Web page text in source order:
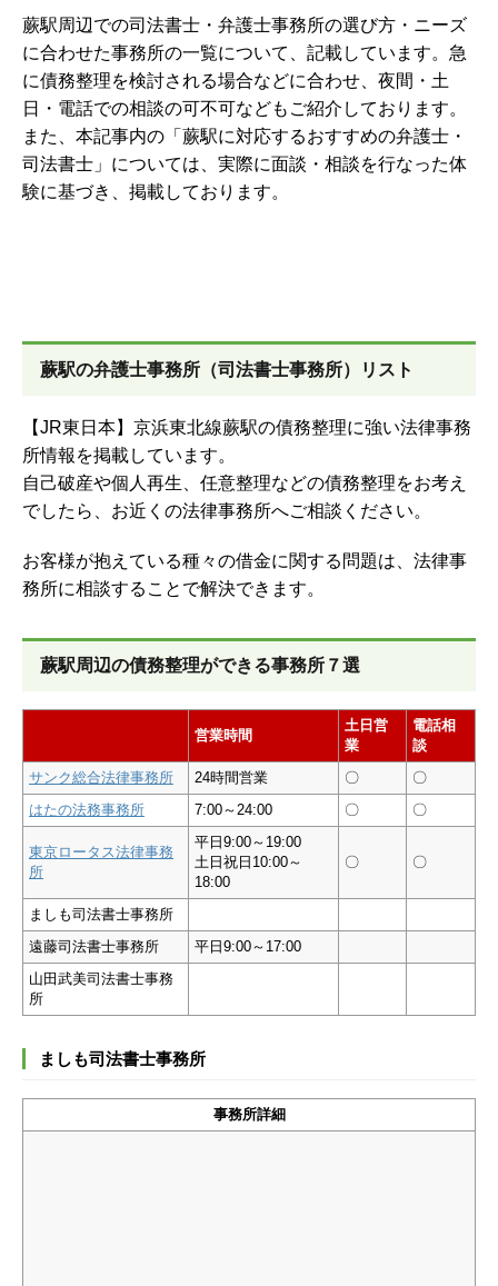
蕨駅周辺での司法書士・弁護士事務所の選び方・ニーズ
に合わせた事務所の一覧について、記載しています。急
に債務整理を検討される場合などに合わせ、夜間・土
日・電話での相談の可不可などもご紹介しております。
また、本記事内の「蕨駅に対応するおすすめの弁護士・
司法書士」については、実際に面談・相談を行なった体
験に基づき、掲載しております。
蕨駅の弁護士事務所（司法書士事務所）リスト
【JR東日本】京浜東北線蕨駅の債務整理に強い法律事務
所情報を掲載しています。
自己破産や個人再生、任意整理などの債務整理をお考え
でしたら、お近くの法律事務所へご相談ください。
お客様が抱えている種々の借金に関する問題は、法律事
務所に相談することで解決できます。
蕨駅周辺の債務整理ができる事務所７選
営業時間
土日営
業
電話相
談
サンク総合法律事務所
24時間営業 〇
〇
はたの法務事務所
7:00～24:00 〇 〇
東京ロータス法律事務
所
平日9:00～19:00
土日祝日10:00～
18:00
〇 〇
ましも司法書士事務所
遠藤司法書士事務所
平日9:00～17:00
山田武美司法書士事務
所
ましも司法書士事務所
事務所詳細